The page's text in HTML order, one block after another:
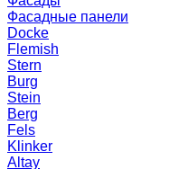
Фасадные панели
Docke
Flemish
Stern
Burg
Stein
Berg
Fels
Klinker
Altay